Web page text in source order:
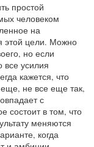
простой
человеком
на
этой цели. Можно
но если
все усилия
кажется, что
не все еще так,
с
состоит в том, что
меняются
когда